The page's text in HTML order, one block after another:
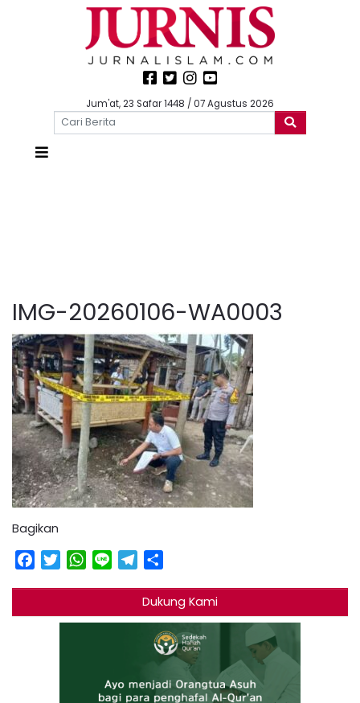
Jum'at, 23 Safar 1448 / 07 Agustus 2026
IMG-20260106-WA0003
Bagikan
Facebook
TwitterWhatsApp
Line Telegram
Dukung Kami